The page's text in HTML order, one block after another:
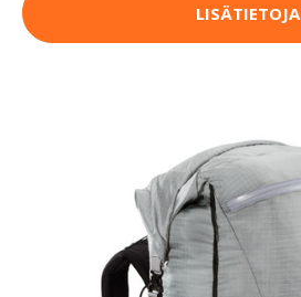
LISÄTIETOJA